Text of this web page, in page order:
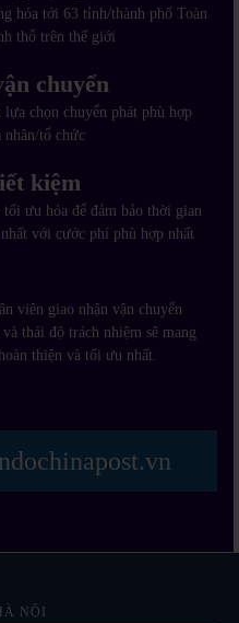
hóa tới 63 tỉnh/thành phố Toàn
thổ trên thế giới
chuyển
chọn chuyển phát phù hợp
nhân/tổ chức
kiệm
ưu hóa để đảm bảo thời gian
với cước phí phù hợp nhất
viên giao nhận vận chuyển
thái độ trách nhiệm sẽ mang
thiện và tối ưu nhất.
NỘI